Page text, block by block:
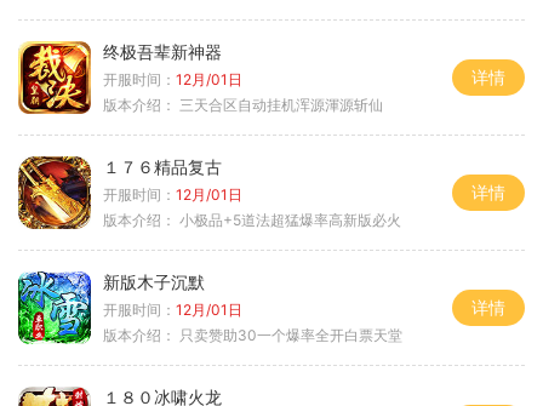
终极吾辈新神器
开服时间： 12月/01日
版本介绍： 三天合区自动挂机浑源渾源斩仙
详情
１７６精品复古
开服时间： 12月/01日
版本介绍： 小极品+5道法超猛爆率高新版必火
详情
新版木子沉默
开服时间： 12月/01日
版本介绍： 只卖赞助30一个爆率全开白票天堂
详情
１８０冰啸火龙